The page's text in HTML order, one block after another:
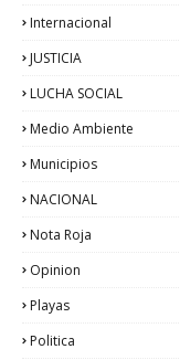
Internacional
JUSTICIA
LUCHA SOCIAL
Medio Ambiente
Municipios
NACIONAL
Nota Roja
Opinion
Playas
Politica